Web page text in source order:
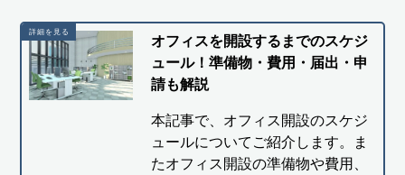
オフィスを開設するまでのスケジ
ュール！準備物・費用・届出・申
請も解説
本記事で、オフィス開設のスケジ
ュールについてご紹介します。ま
たオフィス開設の準備物や費用、